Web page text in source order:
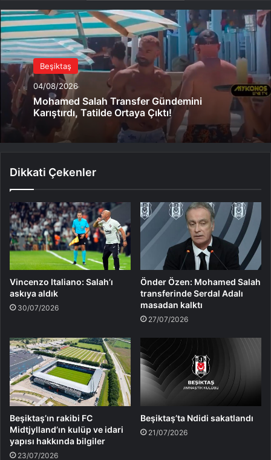
Beşiktaş
04/08/2026
Mohamed Salah Transfer Gündemini
Karıştırdı, Tatilde Ortaya Çıktı!
Dikkati Çekenler
Vincenzo Italiano: Salah’ı
askıya aldık
30/07/2026
Önder Özen: Mohamed Salah
transferinde Serdal Adalı
masadan kalktı
27/07/2026
Beşiktaş’ın rakibi FC
Midtjylland’ın kulüp ve idari
yapısı hakkında bilgiler
23/07/2026
Beşiktaş’ta Ndidi sakatlandı
21/07/2026